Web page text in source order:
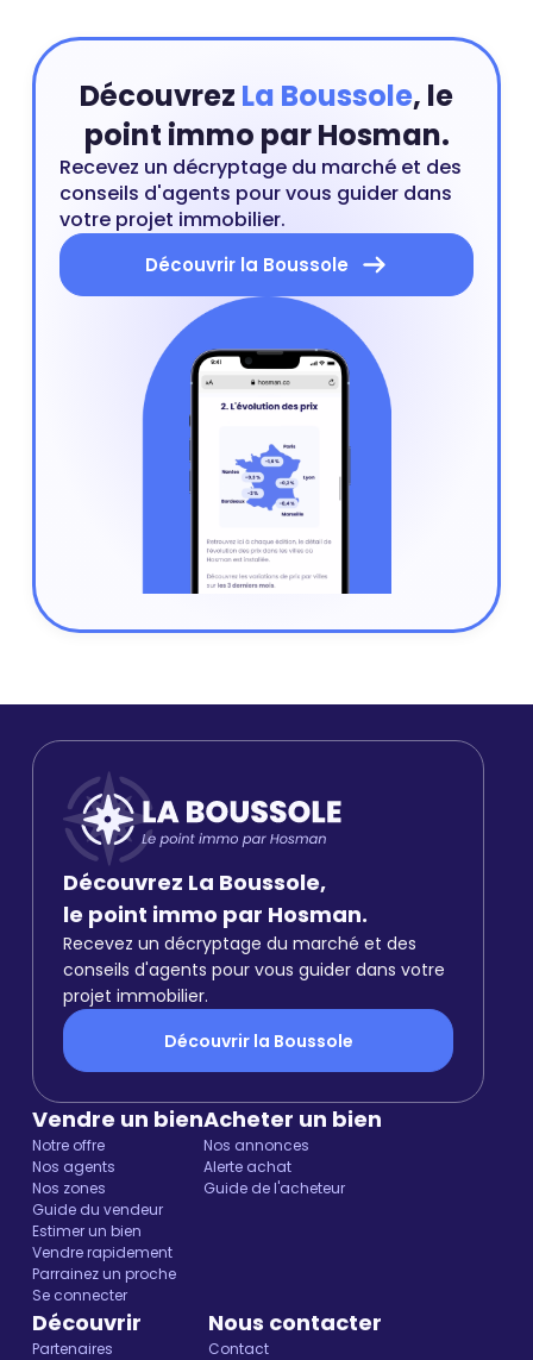
Découvrez La Boussole, le
point immo par Hosman.
Recevez un décryptage du marché et des
conseils d'agents pour vous guider dans
votre projet immobilier.
Découvrir la Boussole
Découvrez La Boussole,
le point immo par Hosman.
Recevez un décryptage du marché et des
conseils d'agents pour vous guider dans votre
projet immobilier.
Découvrir la Boussole
Vendre un bien
Notre offre
Nos agents
Nos zones
Guide du vendeur
Estimer un bien
Vendre rapidement
Parrainez un proche
Se connecter
Acheter un bien
Nos annonces
Alerte achat
Guide de l'acheteur
Découvrir
Partenaires
Nous contacter
Contact